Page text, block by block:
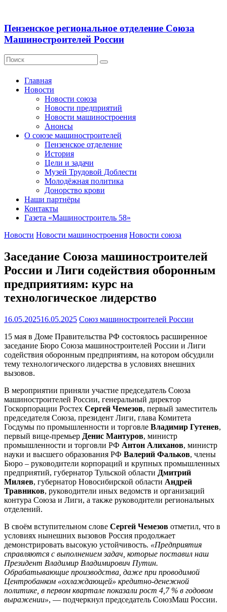
Пензенское региональное отделение Союза
Машиностроителей России
Главная
Новости
Новости союза
Новости предприятий
Новости машиностроения
Анонсы
О союзе машиностроителей
Пензенское отделение
История
Цели и задачи
Музей Трудовой Доблести
Молодёжная политика
Донорство крови
Наши партнёры
Контакты
Газета «Машиностроитель 58»
Новости Новости машиностроения Новости союза
Заседание Союза машиностроителей
России и Лиги содействия оборонным
предприятиям: курс на
технологическое лидерство
16.05.202516.05.2025 Союз машиностроителей России
15 мая в Доме Правительства РФ состоялось расширенное
заседание Бюро Союза машиностроителей России и Лиги
содействия оборонным предприятиям, на котором обсудили
тему технологического лидерства в условиях внешних
вызовов.
В мероприятии приняли участие председатель Союза
машиностроителей России, генеральный директор
Госкорпорации Ростех Сергей Чемезов, первый заместитель
председателя Cоюза, президент Лиги, глава Комитета
Госдумы по промышленности и торговле Владимир Гутенев,
первый вице-премьер Денис Мантуров, министр
промышленности и торговли РФ Антон Алиханов, министр
науки и высшего образования РФ Валерий Фальков, члены
Бюро – руководители корпораций и крупных промышленных
предприятий, губернатор Тульской области Дмитрий
Миляев, губернатор Новосибирской области Андрей
Травников, руководители иных ведомств и организаций
контура Союза и Лиги, а также руководители региональных
отделений.
В своём вступительном слове Сергей Чемезов отметил, что в
условиях нынешних вызовов Россия продолжает
демонстрировать высокую устойчивость. «Предприятия
справляются с выполнением задач, которые поставил наш
Президент Владимир Владимирович Путин.
Обрабатывающие производства, даже при проводимой
Центробанком «охлаждающей» кредитно-денежной
политике, в первом квартале показали рост 4,7 % в годовом
выражении», — подчеркнул председатель СоюзМаш России.